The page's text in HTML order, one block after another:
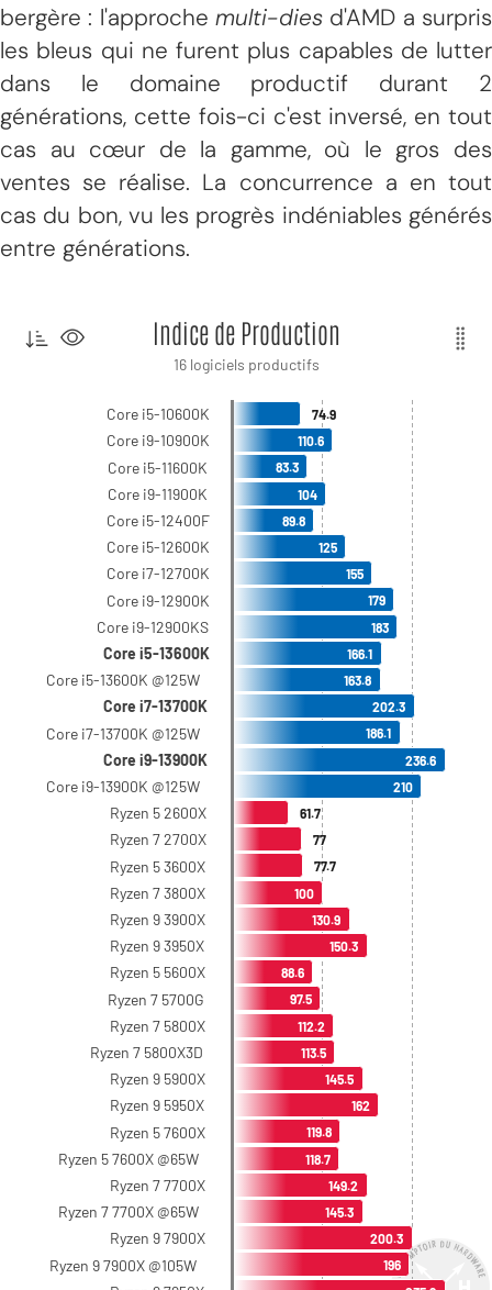
bergère : l'approche multi-dies d'AMD a surpris
les bleus qui ne furent plus capables de lutter
dans le domaine productif durant 2
générations, cette fois-ci c'est inversé, en tout
cas au cœur de la gamme, où le gros des
ventes se réalise. La concurrence a en tout
cas du bon, vu les progrès indéniables générés
entre générations.